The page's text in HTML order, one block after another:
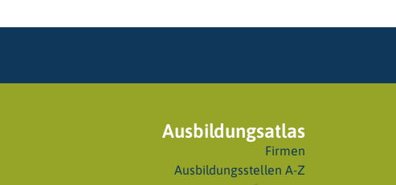
Ausbildungsatlas
Firmen
Ausbildungsstellen A-Z